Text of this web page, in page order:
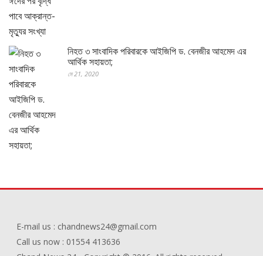
নিহত ৩ সাংবাদিক পরিবারকে আইজিপি ড. বেনজীর আহমেদ এর
আর্থিক সহায়তা;
মে 21, 2020
E-mail us : chandnews24@gmail.com
Call us now : 01554 413636